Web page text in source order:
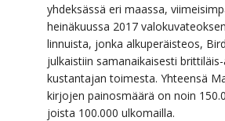
yhdeksässä eri maassa,
heinäkuussa 2017
linnuista, jonka alkuperäisteos,
julkaistiin samanaikaisesti
kustantajan toimesta. Yhteensä
kirjojen painosmäärä on noin
joista 100.000 ulkomailla.